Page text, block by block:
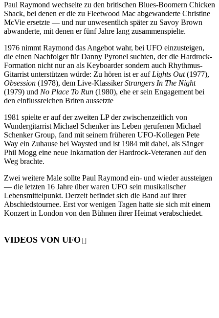
Paul Raymond wechselte zu den britischen Blues-Boomern Chicken
Shack, bei denen er die zu Fleetwood Mac abgewanderte Christine
McVie ersetzte — und nur unwesentlich später zu Savoy Brown
abwanderte, mit denen er fünf Jahre lang zusammenspielte.
1976 nimmt Raymond das Angebot wahr, bei UFO einzusteigen,
die einen Nachfolger für Danny Pyronel suchten, der die Hardrock-
Formation nicht nur an als Keyboarder sondern auch Rhythmus-
Gitarrist unterstützen würde: Zu hören ist er auf Lights Out(1977),
Obsession (1978), dem Live-KlassikerStrangers In The Night
(1979) und No Place To Run (1980), ehe er sein Engagement bei
den einflussreichen Briten aussetzte
1981 spielte er auf der zweiten LP der zwischenzeitlich von
Wundergitarrist Michael Schenker ins Leben gerufenen Michael
Schenker Group, fand mit seinem früheren UFO-Kollegen Pete
Way ein Zuhause bei Waysted und ist 1984 mit dabei, als Sänger
Phil Mogg eine neue Inkarnation der Hardrock-Veteranen auf den
Weg brachte.
Zwei weitere Male sollte Paul Raymond ein- und wieder aussteigen
— die letzten 16 Jahre über waren UFO sein musikalischer
Lebensmittelpunkt. Derzeit befindet sich die Band auf ihrer
Abschiedstournee. Erst vor wenigen Tagen hatte sie sich mit einem
Konzert in London von den Bühnen ihrer Heimat verabschiedet.
VIDEOS VON UFO